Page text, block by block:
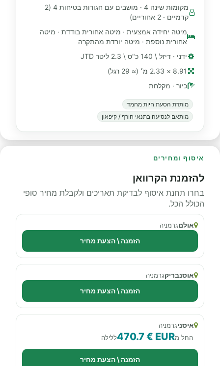
מקומות שינה 4 · מושבים עם חגורות בטיחות 4 (2
קדמיים · 2 אחוריים)
מיטה יחידה אמצעית · מיטה אחורית בודדת · מיטה
אחורית נוספת · מיטה יורדת מהתקרה
ידני · דיזל \ 140 כ"ס \ 2.3 ליטר JTD
8.91 × 2.33 מ׳ (≈ 29 רגל)
כיור · מקלחת
מותרת הסעת חיות מחמד
מותאם לנסיעה בתנאי חורף / קיפאון
איסוף ומחירים
להזמנת הקרוואן
בחרו תחנת איסוף לבדיקת תאריכים ולקבלת מחיר סופי
הכולל הכל.
אולםגרמניה
הזמנה \ הצעת מחיר
אוסנבריקגרמניה
הזמנה \ הצעת מחיר
איסניגרמניה
החל מ470.7 € EURללילה
הזמנה \ הצעת מחיר